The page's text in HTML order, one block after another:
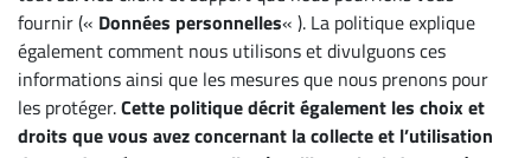
fournir (« Données personnelles« ). La politique explique
également comment nous utilisons et divulguons ces
informations ainsi que les mesures que nous prenons pour
les protéger.Cette politique décrit également les choix et
droits que vous avez concernant la collecte et l’utilisation